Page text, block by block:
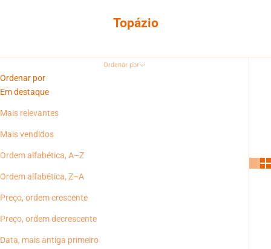
Topázio
Ordenar por
Ordenar por
Em destaque
Mais relevantes
Mais vendidos
Ordem alfabética, A–Z
Ordem alfabética, Z–A
Preço, ordem crescente
Preço, ordem decrescente
Data, mais antiga primeiro